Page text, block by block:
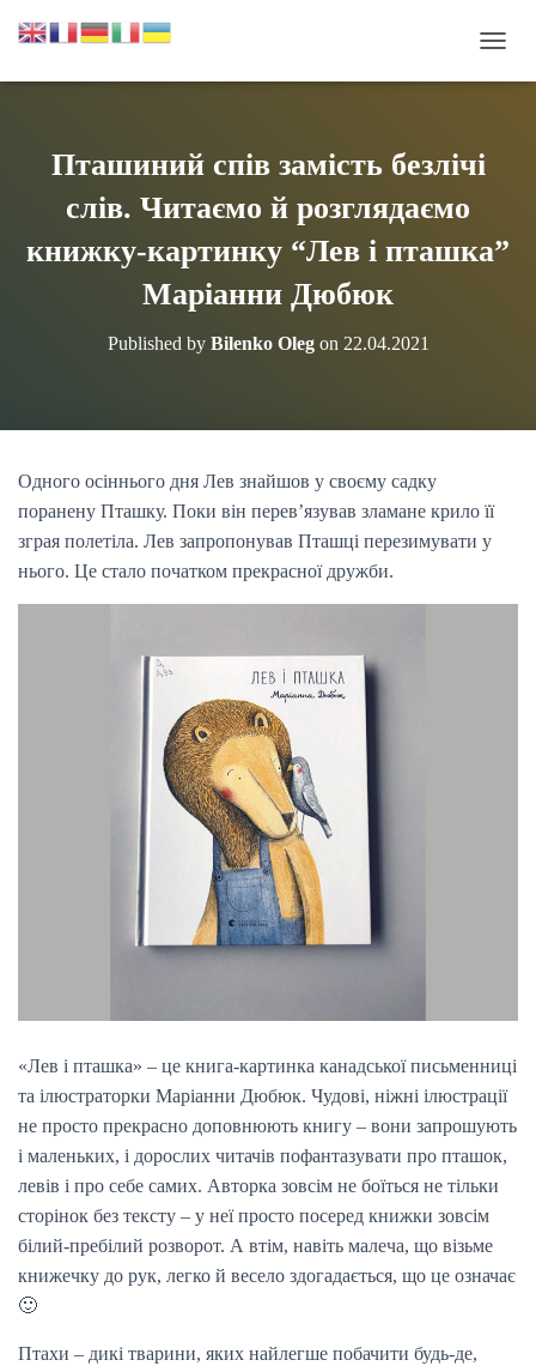
Е
Т
И
Пташиний спів замість безлічі
слів. Читаємо й розглядаємо
книжку-картинку “Лев і пташка”
Маріанни Дюбюк
Published by Bilenko Olegon 22.04.2021
Одного осіннього дня Лев знайшов у своєму садку
поранену Пташку. Поки він перев’язував зламане крило її
зграя полетіла. Лев запропонував Пташці перезимувати у
нього. Це стало початком прекрасної дружби.
«Лев і пташка» – це книга-картинка канадської письменниці
та ілюстраторки Маріанни Дюбюк. Чудові, ніжні ілюстрації
не просто прекрасно доповнюють книгу – вони запрошують
і маленьких, і дорослих читачів пофантазувати про пташок,
левів і про себе самих. Авторка зовсім не боїться не тільки
сторінок без тексту – у неї просто посеред книжки зовсім
білий-пребілий розворот. А втім, навіть малеча, що візьме
книжечку до рук, легко й весело здогадається, що це означає
🙂
Птахи – дикі тварини, яких найлегше побачити будь-де,